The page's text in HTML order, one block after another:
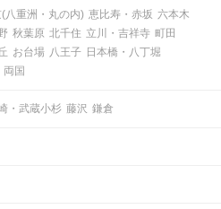
(八重洲・丸の内) 恵比寿・赤坂 六本木
秋葉原 北千住 立川・吉祥寺 町田
お台場 八王子 日本橋・八丁堀
両国
崎・武蔵小杉 藤沢 鎌倉